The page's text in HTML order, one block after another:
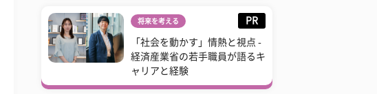
将来を考える PR
「社会を動かす」情熱と視点 -
経済産業省の若手職員が語るキ
ャリアと経験